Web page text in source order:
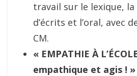
travail sur le lexique,
d’écrits et l’oral, avec
CM.
« EMPATHIE À
empathique et agis ! »